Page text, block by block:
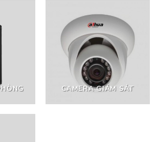
CAMERA GIÁM SÁT